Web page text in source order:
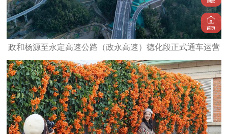
政和杨源至永定高速公路（政永高速）德化段正式通车运营